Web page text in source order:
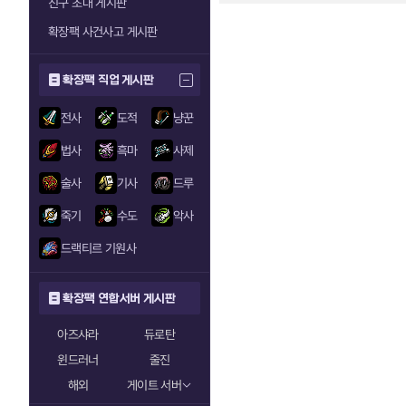
확장팩 사건사고 게시판
확장팩 직업 게시판
전사 도적 냥꾼
법사 흑마 사제
술사 기사 드루
죽기 수도 악사
드랙티르 기원사
확장팩 연합서버 게시판
아즈샤라
듀로탄
윈드러너
줄진
해외
게이트 서버